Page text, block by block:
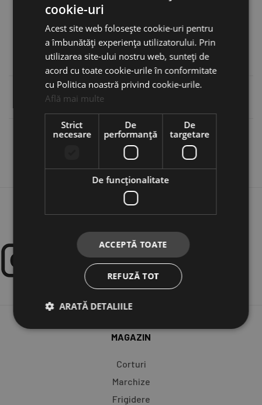
Overlander Marchiză – 2x2x5M
Overlander Marchiză – 2.5x2x5M
Overlander Marchiză – 2.5x3M
Overlander Marchiză – 270 °
Informații suplimentare
Recenzii (0)
MAGAZIN
Corturi
Marchize
Frigidere
cookie-uri
Acest site web folosește cookie-uri pentru
a îmbunătăți experiența utilizatorului. Prin
utilizarea site-ului nostru web, sunteți de
acord cu toate cookie-urile în conformitate
cu Politica noastră privind cookie-urile.
Află mai multe
Strict
necesare
De
performanță
De
targetare
De funcţionalitate
ACCEPTĂ TOATE
REFUZĂ TOT
ARATĂ DETALIILE